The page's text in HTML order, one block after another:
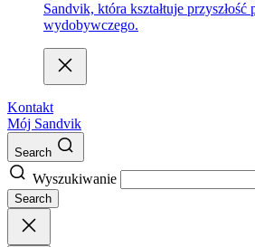
Sandvik, która kształtuje przyszłość
wydobywczego.
Kontakt
Mój Sandvik
Search
Wyszukiwanie
Search